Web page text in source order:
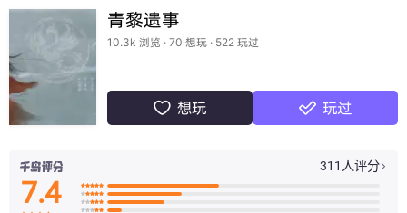
青黎遗事
10.3k 浏览 · 70 想玩 · 522 玩过
 想玩  玩过
311人评分 
7.4 


